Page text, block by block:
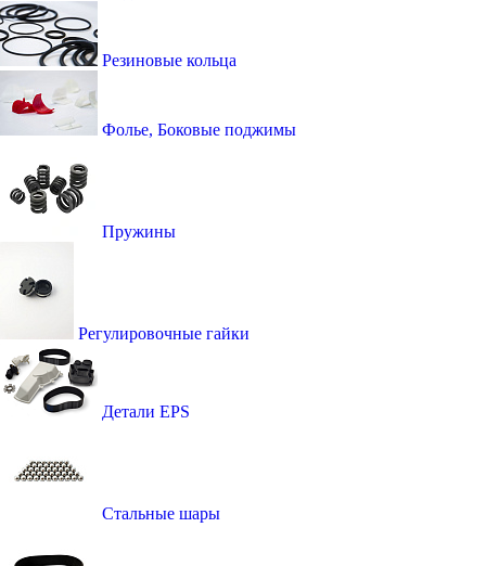
Резиновые кольца
Фолье, Боковые поджимы
Пружины
Регулировочные гайки
Детали EPS
Стальные шары